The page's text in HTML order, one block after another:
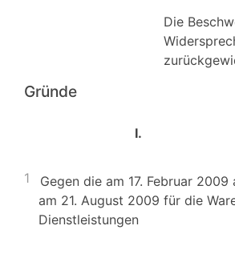
Die
Gründe
I.
1
Gegen die am 17. Februar 2009
am 21. August 2009 für die
Dienstleistungen